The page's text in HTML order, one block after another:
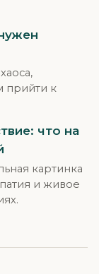
прийти к
что на
картинка
и живое